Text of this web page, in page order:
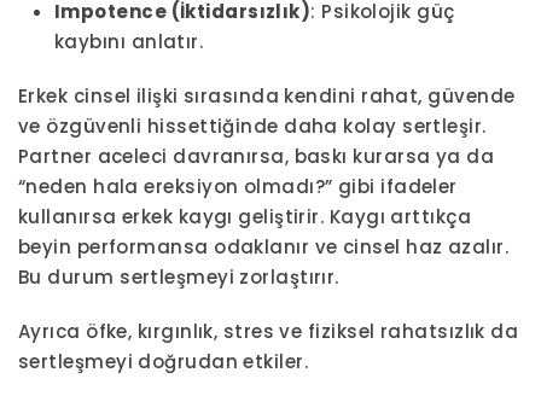
Impotence (İktidarsızlık): Psikolojik güç
kaybını anlatır.
Erkek cinsel ilişki sırasında kendini rahat, güvende
ve özgüvenli hissettiğinde daha kolay sertleşir.
Partner aceleci davranırsa, baskı kurarsa ya da
“neden hala ereksiyon olmadı?” gibi ifadeler
kullanırsa erkek kaygı geliştirir. Kaygı arttıkça
beyin performansa odaklanır ve cinsel haz azalır.
Bu durum sertleşmeyi zorlaştırır.
Ayrıca öfke, kırgınlık, stres ve fiziksel rahatsızlık da
sertleşmeyi doğrudan etkiler.